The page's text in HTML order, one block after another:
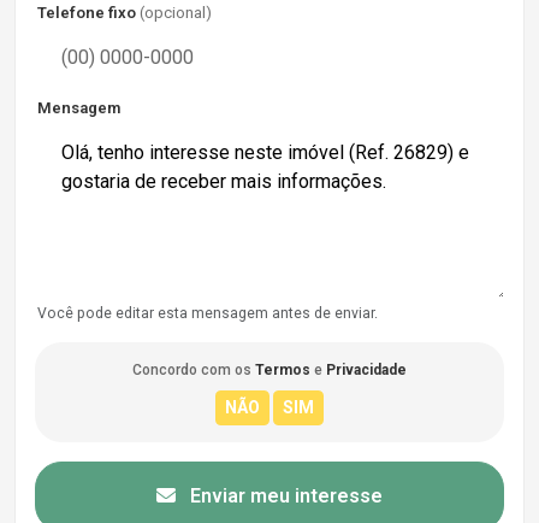
Telefone fixo (opcional)
Mensagem
Você pode editar esta mensagem antes de enviar.
Concordo com os Termos e Privacidade
Enviar meu interesse